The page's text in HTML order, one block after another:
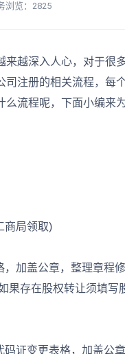
浏览： 2825
越深入人心，对于很
司注册的相关流程，每
流程呢，下面小编来
局领取)
盖公章，整理章程
果存在股权转让须填
变更表格，加盖公